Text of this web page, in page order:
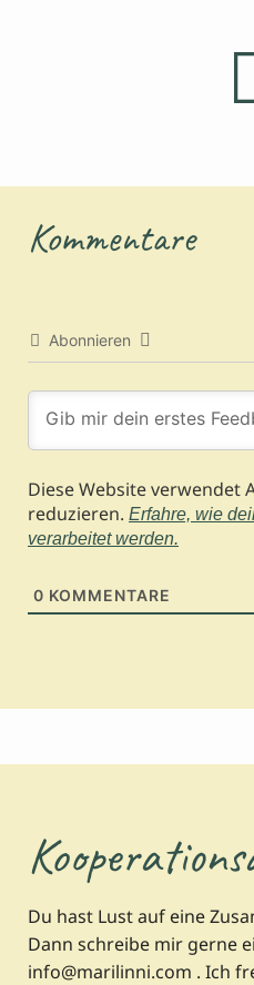
Kommentare
Abonnieren
Diese Website verwendet
reduzieren. Erfahre, wie
verarbeitet werden.
0 KOMMENTARE
Du hast Lust auf eine
Dann schreibe mir gerne
info@marilinni.com . Ich